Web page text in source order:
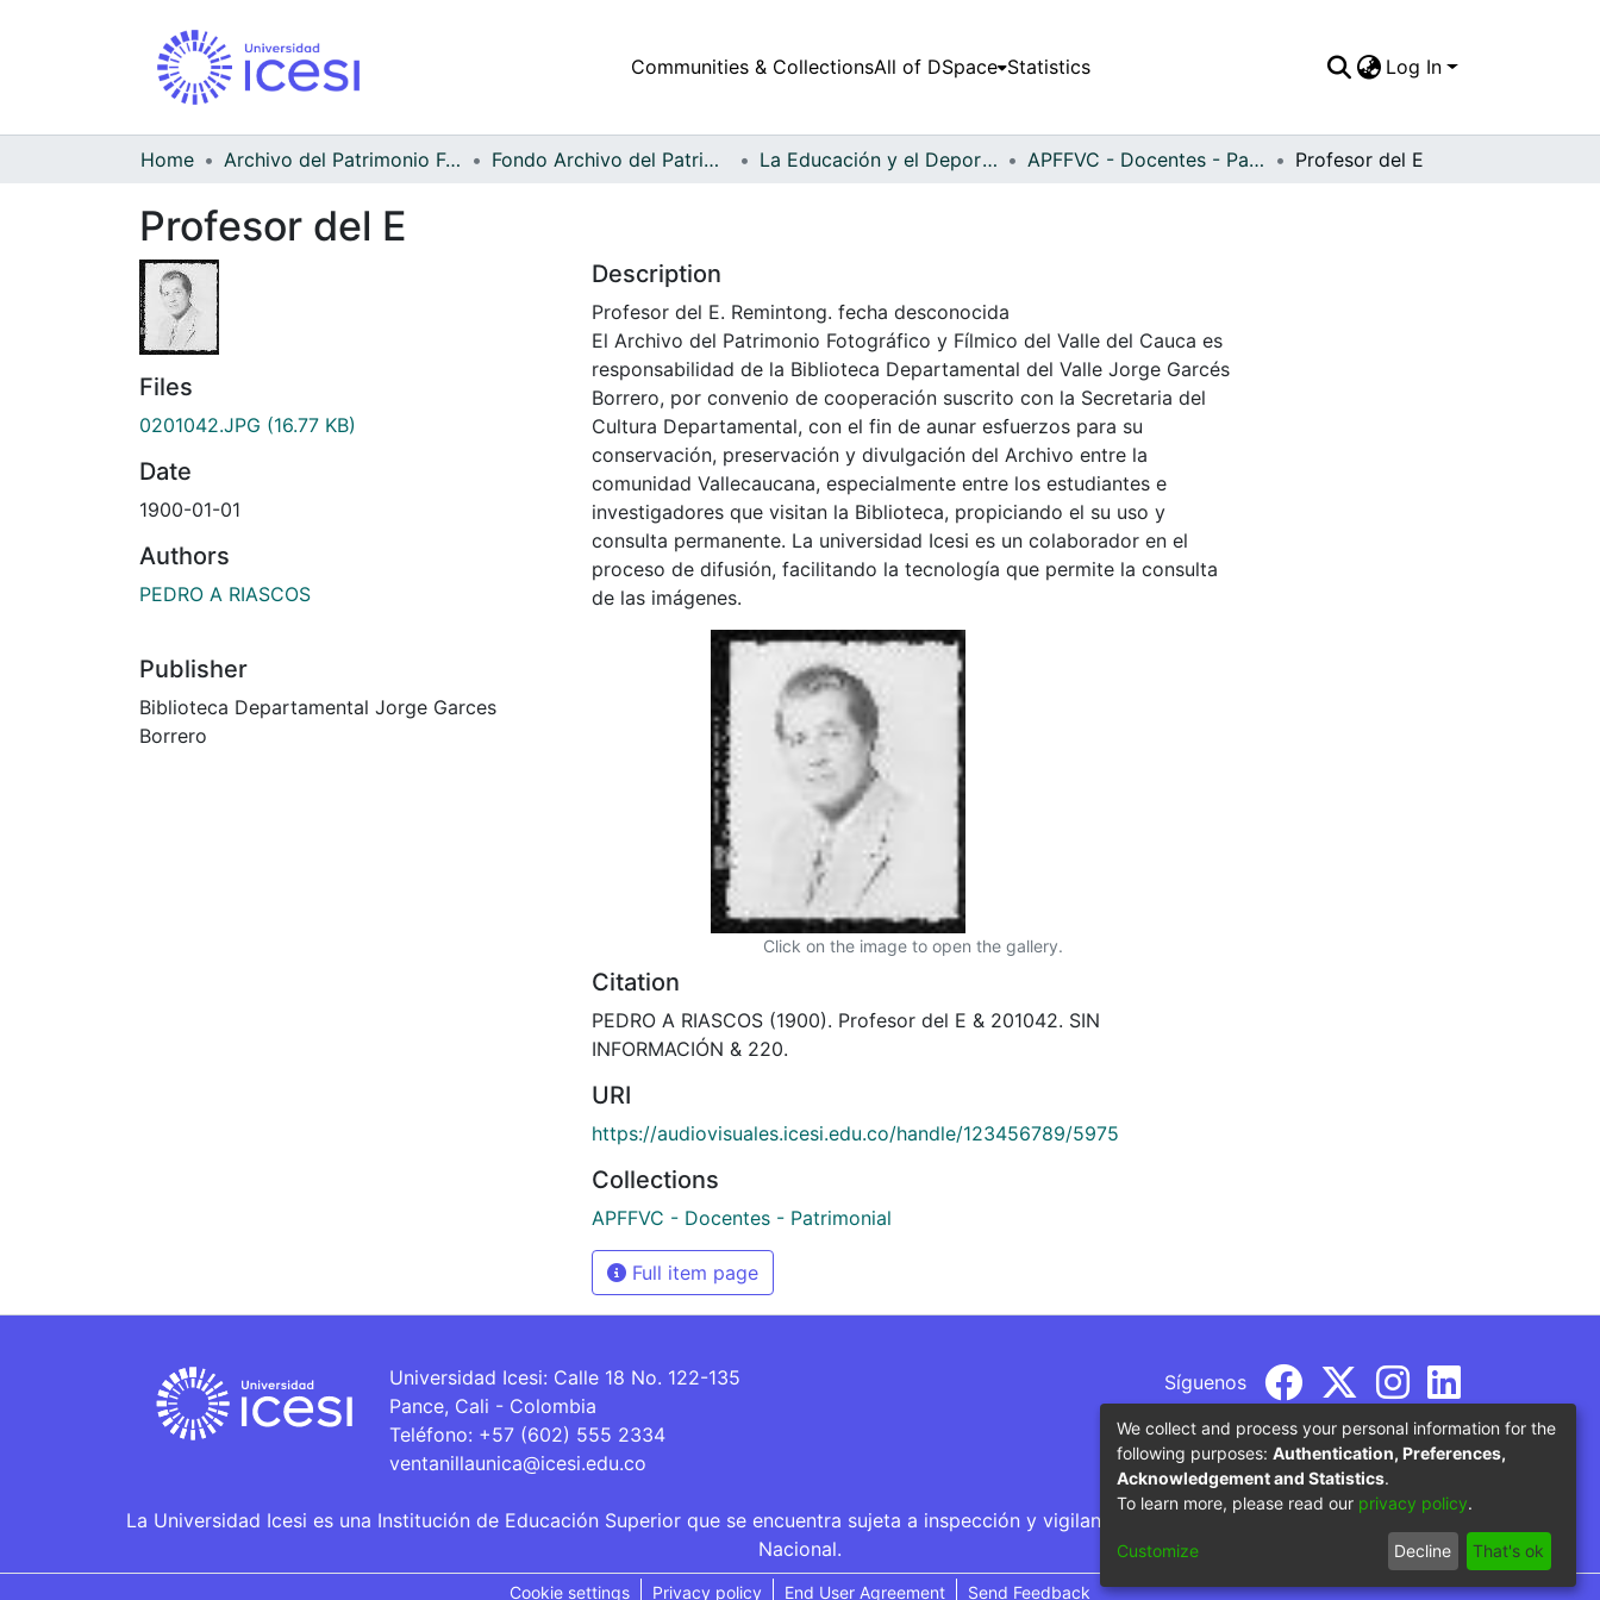
Communities & CollectionsAll of DSpace Statistics Log In
Home Archivo del Patrimonio Fotográfico y Fílmico del Valle del Cauca Fondo Archivo del Patrimonio Fotográfico y Fílmico del Valle del Cauca La Educación y el Deporte APFFVC - Docentes - Patrimonial Profesor del E
Profesor del E
Files
0201042.JPG (16.77 KB)
Date
1900-01-01
Authors
PEDRO A RIASCOS
Publisher
Biblioteca Departamental Jorge Garces
Borrero
Description
Profesor del E. Remintong. fecha desconocida
El Archivo del Patrimonio Fotográfico y Fílmico del Valle del Cauca es
responsabilidad de la Biblioteca Departamental del Valle Jorge Garcés
Borrero, por convenio de cooperación suscrito con la Secretaria del
Cultura Departamental, con el fin de aunar esfuerzos para su
conservación, preservación y divulgación del Archivo entre la
comunidad Vallecaucana, especialmente entre los estudiantes e
investigadores que visitan la Biblioteca, propiciando el su uso y
consulta permanente. La universidad Icesi es un colaborador en el
proceso de difusión, facilitando la tecnología que permite la consulta
de las imágenes.
Click on the image to open the gallery.
Citation
PEDRO A RIASCOS (1900). Profesor del E & 201042. SIN
INFORMACIÓN & 220.
URI
https://audiovisuales.icesi.edu.co/handle/123456789/5975
Collections
APFFVC - Docentes - Patrimonial
Full item page
Universidad Icesi: Calle 18 No. 122-135
Pance, Cali - Colombia
Teléfono: +57 (602) 555 2334
ventanillaunica@icesi.edu.co
Síguenos
La Universidad Icesi es una Institución de Educación Superior que se encuentra sujeta a inspección y vigilancia por parte del Ministerio de Educación
Nacional.
Cookie settings Privacy policy End User Agreement Send Feedback
We collect and process your personal information for the
following purposes: Authentication, Preferences,
Acknowledgement and Statistics.
To learn more, please read our privacy policy.
Customize Decline That's ok